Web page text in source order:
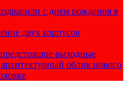
с днем рождения в
двух корпусов
выходные
облик нового